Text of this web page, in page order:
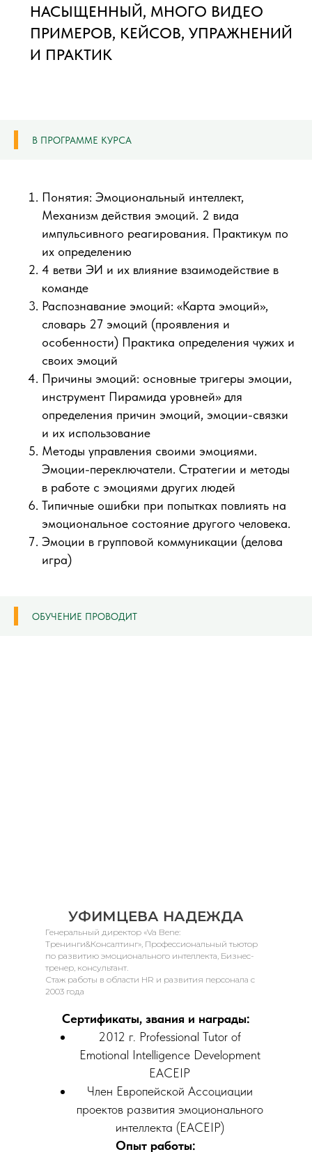
НАСЫЩЕННЫЙ, МНОГО ВИДЕО
ПРИМЕРОВ, КЕЙСОВ, УПРАЖНЕНИЙ
И ПРАКТИК
В ПРОГРАММЕ КУРСА
Понятия: Эмоциональный интеллект,
Механизм действия эмоций. 2 вида
импульсивного реагирования. Практикум по
их определению
4 ветви ЭИ и их влияние взаимодействие в
команде
Распознавание эмоций: «Карта эмоций»,
словарь 27 эмоций (проявления и
особенности) Практика определения чужих и
своих эмоций
Причины эмоций: основные тригеры эмоции,
инструмент Пирамида уровней» для
определения причин эмоций, эмоции-связки
и их использование
Методы управления своими эмоциями.
Эмоции-переключатели. Стратегии и методы
в работе с эмоциями других людей
Типичные ошибки при попытках повлиять на
эмоциональное состояние другого человека.
Эмоции в групповой коммуникации (делова
игра)
ОБУЧЕНИЕ ПРОВОДИТ
УФИМЦЕВА НАДЕЖДА
Генеральный директор «Va Bene:
Тренинги&Консалтинг», Профессиональный тьютор
по развитию эмоционального интеллекта, Бизнес-
тренер, консультант.
Стаж работы в области HR и развития персонала с
2003 года
Сертификаты, звания и награды:
2012 г. Professional Tutor of
Emotional Intelligence Development
EACEIP
Член Европейской Ассоциации
проектов развития эмоционального
интеллекта (EACEIP)
Опыт работы: